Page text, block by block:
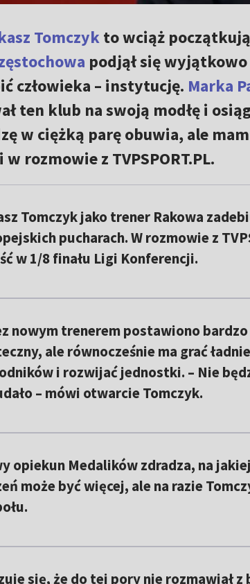
Tomczykto wciąż
podjął się
człowieka – instytucję. Marka
ten klub na swoją modłę i
w ciężką parę obuwia, ale
w rozmowie z TVPSPORT.PL.
Tomczyk jako trener Rakowa
pucharach. W rozmowie z
w 1/8 finału Ligi Konferencji.
nowym trenerem postawiono
ale równocześnie ma grać
i rozwijać jednostki. – Nie
– mówi otwarcie Tomczyk.
opiekun Medalików zdradza, na
może być więcej, ale na razie
się, że do tej pory nie rozmawiał